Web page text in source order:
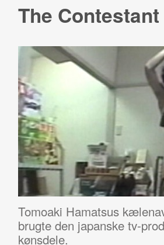
The Contestant
Tomoaki Hamatsus
brugte den japanske tv-
kønsdele.